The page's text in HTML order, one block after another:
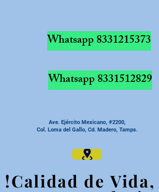
Whatsapp8331215373
Whatsapp8331512829
Ave. Ejército Mexicano, #2200,
Col. Loma del Gallo, Cd. Madero, Tamps.
!Calidad de Vida,
!Calidad de Vida,